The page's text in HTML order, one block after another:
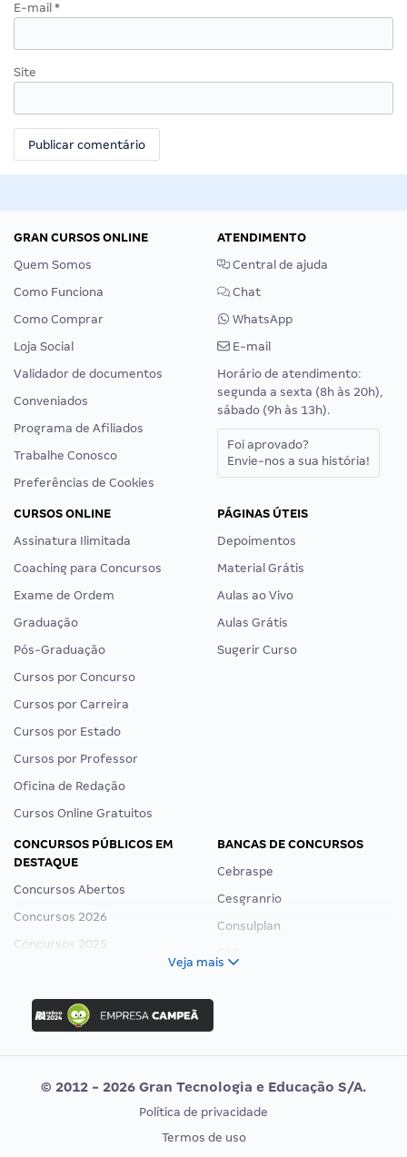
E-mail *
Site
GRAN CURSOS ONLINE
Quem Somos
Como Funciona
Como Comprar
Loja Social
Validador de documentos
Conveniados
Programa de Afiliados
Trabalhe Conosco
Preferências de Cookies
ATENDIMENTO
Central de ajuda
Chat
WhatsApp
E-mail
Horário de atendimento:
segunda a sexta (8h às 20h),
sábado (9h às 13h).
Foi aprovado?
Envie-nos a sua história!
CURSOS ONLINE
Assinatura Ilimitada
Coaching para Concursos
Exame de Ordem
Graduação
Pós-Graduação
Cursos por Concurso
Cursos por Carreira
Cursos por Estado
Cursos por Professor
Oficina de Redação
Cursos Online Gratuitos
PÁGINAS ÚTEIS
Depoimentos
Material Grátis
Aulas ao Vivo
Aulas Grátis
Sugerir Curso
CONCURSOS PÚBLICOS EM
DESTAQUE
Concursos Abertos
Concursos 2026
Concursos 2025
Concurso Ibama
Concurso MPU
Editais publicados
BANCAS DE CONCURSOS
Cebraspe
Cesgranrio
Consulplan
Vunesp
CONCURSOS POR PROFISSÃO
EXAME DE ORDEM
Veja mais
© 2012 - 2026 Gran Tecnologia e Educação S/A.
Política de privacidade
Termos de uso